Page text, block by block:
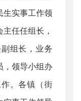
生实事工作领
任任组长，
组长，业务
，领导小组办
。各镇（街